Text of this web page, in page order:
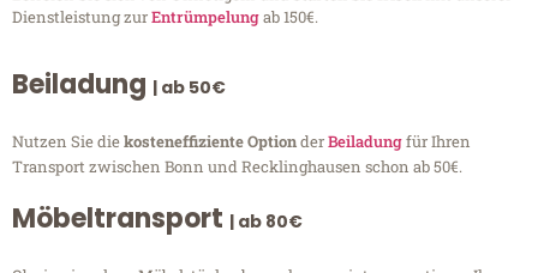
Dienstleistung zurEntrümpelungab 150€.
Beiladung | ab 50€
Nutzen Sie diekosteneffiziente OptionderBeiladungfür Ihren
Transport zwischen Bonn und Recklinghausen schon ab 50€.
Möbeltransport | ab 80€